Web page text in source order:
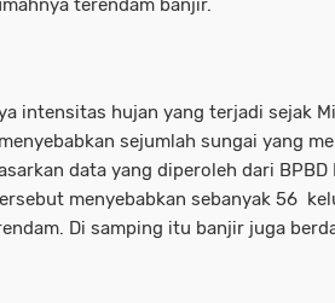
terendam banjir.
intensitas hujan yang terjadi sejak
sejumlah sungai yang
data yang diperoleh dari BPBD
menyebabkan sebanyak 56
Di samping itu banjir juga